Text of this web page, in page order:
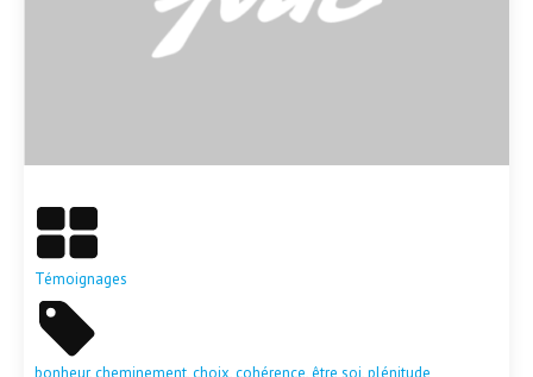
Témoignages
bonheur,cheminement,choix,cohérence,être soi,plénitude